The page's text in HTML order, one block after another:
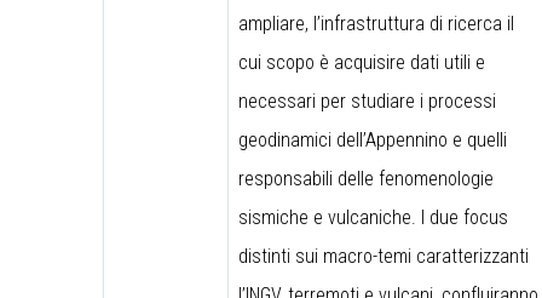
ampliare, l’infrastruttura di ricerca il
cui scopo è acquisire dati utili e
necessari per studiare i processi
geodinamici dell’Appennino e quelli
responsabili delle fenomenologie
sismiche e vulcaniche. I due focus
distinti sui macro-temi caratterizzanti